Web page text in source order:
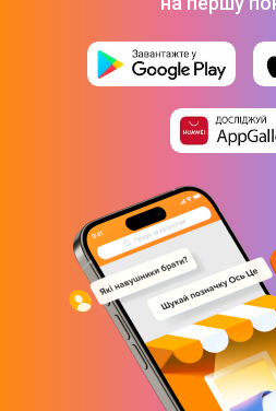
Дискретний
Операційна система
Операційна система